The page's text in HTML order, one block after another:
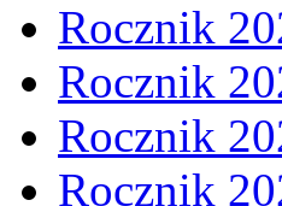
Rocznik
Rocznik
Rocznik
Rocznik